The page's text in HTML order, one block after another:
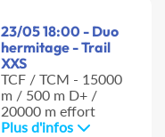
23/05 18:00 - Duo
hermitage - Trail
XXS
TCF / TCM - 15000
m / 500 m D+ /
20000 m effort
Plus d'infos